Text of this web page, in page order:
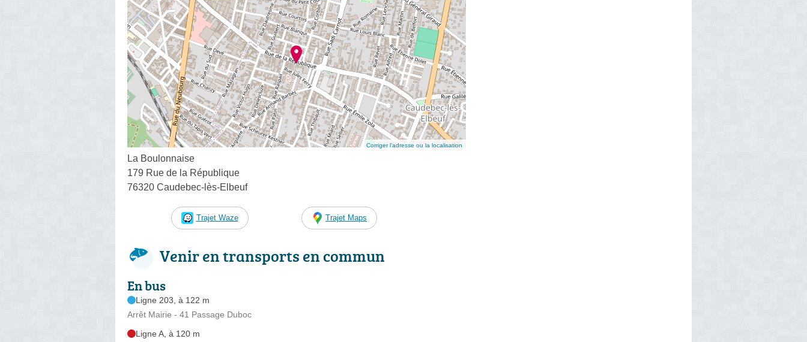
Corriger l’adresse ou la localisation
La Boulonnaise
179 Rue de la République
76320 Caudebec-lès-Elbeuf
Trajet Waze Trajet Maps
Venir en transports en commun
En bus
Ligne 203, à 122 m
Arrêt Mairie - 41 Passage Duboc
Ligne A, à 120 m